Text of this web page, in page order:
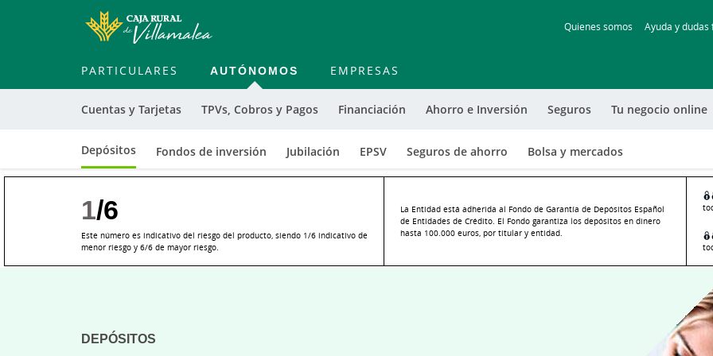
Quienes somos Ayuda y dudas
PARTICULARES AUTÓNOMOS
Cuentas y Tarjetas TPVs, Cobros y Pagos Financiación Ahorro e Inversión
Depósitos Fondos de inversión Jubilación EPSV Seguros de ahorro Bolsa y mercados
Seguros Tu negocio online
EMPRESAS
1/6
Este número es indicativo del riesgo del producto, siendo 1/6 indicativo de
menor riesgo y 6/6 de mayor riesgo.
La Entidad está adherida al Fondo de Garantía de Depósitos Español
de Entidades de Crédito. El Fondo garantiza los depósitos en dinero
hasta 100.000 euros, por titular y entidad.
DEPÓSITOS